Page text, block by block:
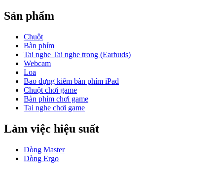
Sản phẩm
Chuột
Bàn phím
Tai nghe Tai nghe trong (Earbuds)
Webcam
Loa
Bao đựng kiêm bàn phím iPad
Chuột chơi game
Bàn phím chơi game
Tai nghe chơi game
Làm việc hiệu suất
Dòng Master
Dòng Ergo